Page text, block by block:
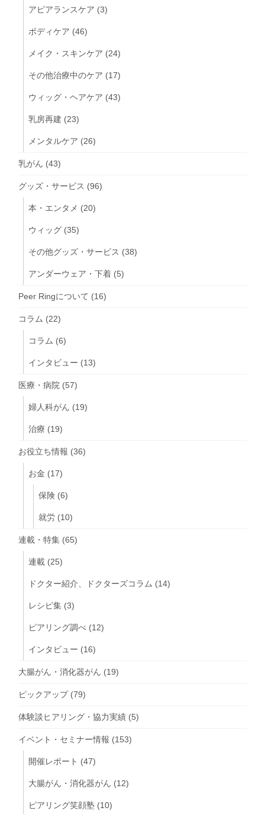
アピアランスケア (3)
ボディケア (46)
メイク・スキンケア (24)
その他治療中のケア (17)
ウィッグ・ヘアケア (43)
乳房再建 (23)
メンタルケア (26)
乳がん (43)
グッズ・サービス (96)
本・エンタメ (20)
ウィッグ (35)
その他グッズ・サービス (38)
アンダーウェア・下着 (5)
Peer Ringについて (16)
コラム (22)
コラム (6)
インタビュー (13)
医療・病院 (57)
婦人科がん (19)
治療 (19)
お役立ち情報 (36)
お金 (17)
保険 (6)
就労 (10)
連載・特集 (65)
連載 (25)
ドクター紹介、ドクターズコラム (14)
レシピ集 (3)
ピアリング調べ (12)
インタビュー (16)
大腸がん・消化器がん (19)
ピックアップ(79)
体験談ヒアリング・協力実績 (5)
イベント・セミナー情報 (153)
開催レポート (47)
大腸がん・消化器がん (12)
ピアリング笑顔塾 (10)